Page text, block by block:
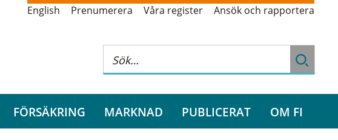
English Prenumerera Våra register Ansök och rapportera
FÖRSÄKRING MARKNAD PUBLICERAT OM FI